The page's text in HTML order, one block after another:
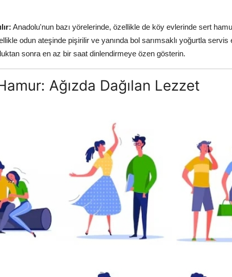
Anadolu'nun bazı yörelerinde, özellikle de köy evlerinde sert
odun ateşinde pişirilir ve yanında bol sarımsaklı yoğurtla
sonra en az bir saat dinlendirmeye özen gösterin.
Ağızda Dağılan Lezzet